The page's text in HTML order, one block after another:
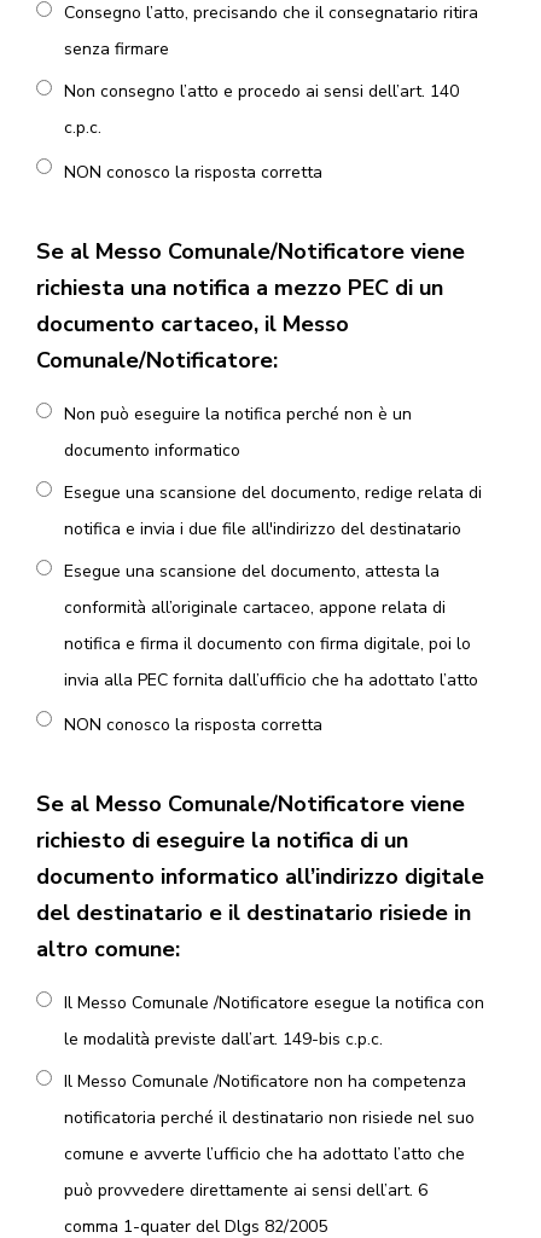
Consegno l’atto, precisando che il consegnatario ritira
senza firmare
Non consegno l’atto e procedo ai sensi dell’art. 140
c.p.c.
NON conosco la risposta corretta
Se al Messo Comunale/Notificatore viene
richiesta una notifica a mezzo PEC di un
documento cartaceo, il Messo
Comunale/Notificatore:
Non può eseguire la notifica perché non è un
documento informatico
Esegue una scansione del documento, redige relata di
notifica e invia i due file all'indirizzo del destinatario
Esegue una scansione del documento, attesta la
conformità all’originale cartaceo, appone relata di
notifica e firma il documento con firma digitale, poi lo
invia alla PEC fornita dall’ufficio che ha adottato l’atto
NON conosco la risposta corretta
Se al Messo Comunale/Notificatore viene
richiesto di eseguire la notifica di un
documento informatico all’indirizzo digitale
del destinatario e il destinatario risiede in
altro comune:
Il Messo Comunale /Notificatore esegue la notifica con
le modalità previste dall’art. 149-bis c.p.c.
Il Messo Comunale /Notificatore non ha competenza
notificatoria perché il destinatario non risiede nel suo
comune e avverte l’ufficio che ha adottato l’atto che
può provvedere direttamente ai sensi dell’art. 6
comma 1-quater del Dlgs 82/2005